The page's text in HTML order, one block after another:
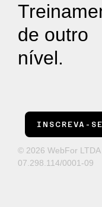
de outro
nível.
INSCREVA-SE
© 2026 WebFor LTDA
07.298.114/0001-09